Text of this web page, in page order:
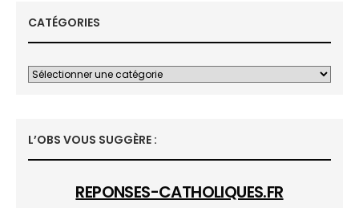
CATÉGORIES
L’OBS VOUS SUGGÈRE :
REPONSES-CATHOLIQUES.FR